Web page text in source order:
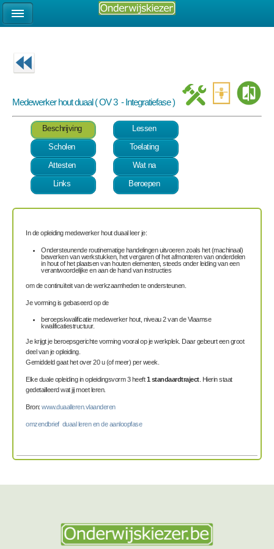
Medewerker hout duaal ( OV 3 - Integratiefase )
Beschrijving
Lessen
Scholen
Toelating
Attesten
Wat na
Links
Beroepen
In de opleiding medewerker hout duaal leer je:
Ondersteunende routinematige handelingen uitvoeren zoals het (machinaal)
bewerken van werkstukken, het vergaren of het afmonteren van onderdelen
in hout of het plaatsen van houten elementen, steeds onder leiding van een
verantwoordelijke en aan de hand van instructies
om de continuïteit van de werkzaamheden te ondersteunen.
Je vorming is gebaseerd op de
beroepskwalificatiemedewerker hout, niveau 2 van de Vlaamse
kwalificatiestructuur.
Je krijgt je beroepsgerichte vorming vooral op je werkplek. Daar gebeurt een groot
deel van je opleiding.
Gemiddeld gaat het over 20 u (of meer) per week.
Elke duale opleiding in opleidingsvorm 3 heeft1 standaardtraject. Hierin staat
gedetailleerd wat jij moet leren.
Bron: www.duaalleren.vlaanderen
omzendbrief duaal leren en de aanloopfase